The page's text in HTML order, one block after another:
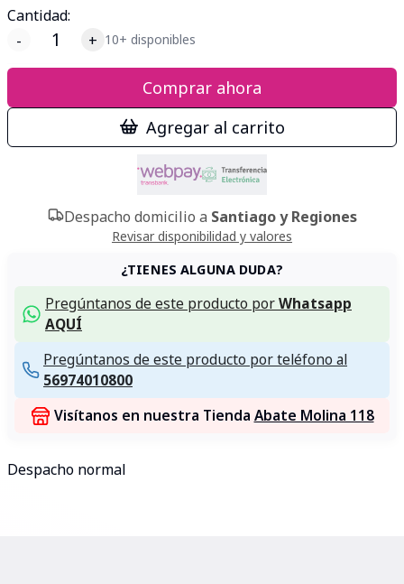
Cantidad:
-
+ 10+ disponibles
Comprar ahora
Agregar al carrito
Despacho domicilio a Santiago y Regiones
Revisar disponibilidad y valores
¿TIENES ALGUNA DUDA?
Pregúntanos de este producto porWhatsapp
AQUÍ
Pregúntanos de este producto por teléfono al
56974010800
Visítanos en nuestra Tienda Abate Molina 118
Despacho normal